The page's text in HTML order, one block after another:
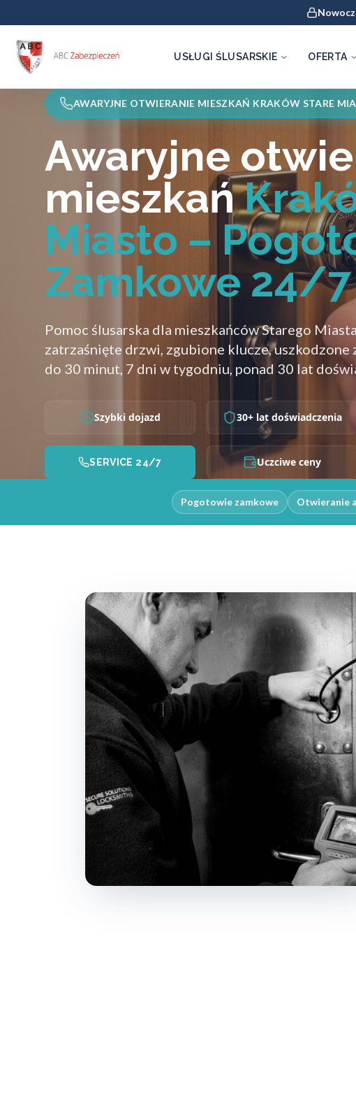
USŁUGI ŚLUSARSKIE OFERTA
AWARYJNE OTWIERANIE MIESZKAŃ KRAKÓW STARE
Awaryjne
mieszkań
Miasto –
Zamkowe 24/7
Pomoc ślusarska dla mieszkańców Starego
zatrzaśnięte drzwi, zgubione klucze, uszkodzone
do 30 minut, 7 dni w tygodniu, ponad 30 lat
Szybki dojazd 30+ lat doświadczenia
SERVICE 24/7 Uczciwe ceny
Pogotowie zamkowe Otwieranie